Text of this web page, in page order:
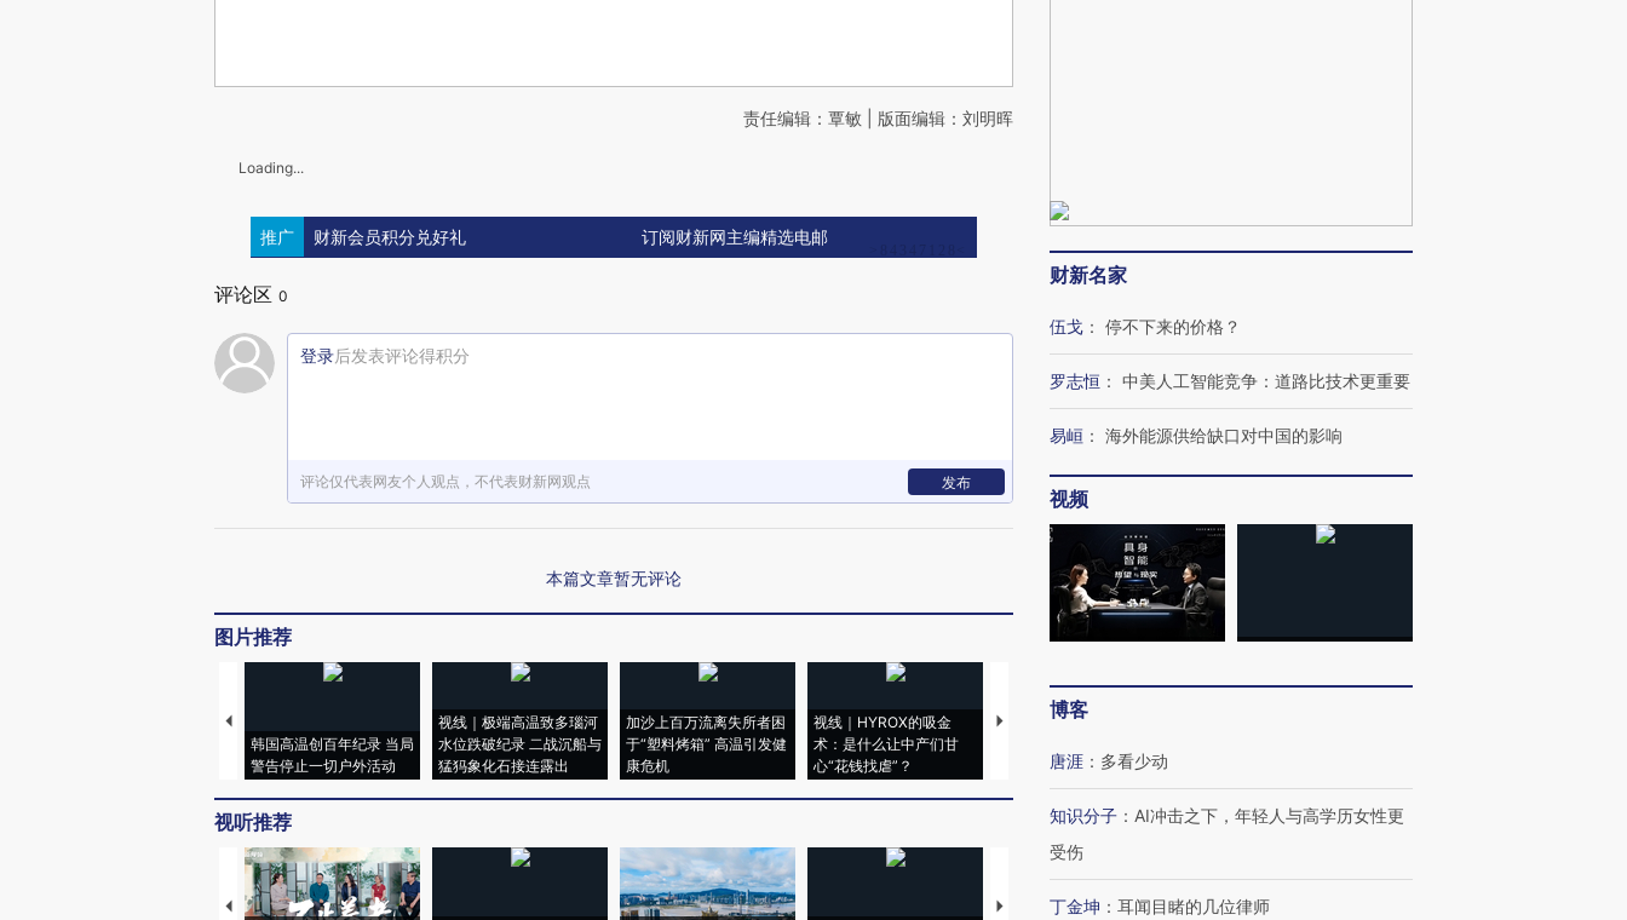
责任编辑：覃敏 | 版面编辑：刘明晖
Loading...
推广 财新会员积分兑好礼 订阅财新网主编精选电邮
评论区 0
登录后发表评论得积分
评论仅代表网友个人观点，不代表财新网观点 发布
本篇文章暂无评论
图片推荐
韩国高温创百年纪录 当局
警告停止一切户外活动
视线｜极端高温致多瑙河
水位跌破纪录 二战沉船与
猛犸象化石接连露出
加沙上百万流离失所者困
于“塑料烤箱” 高温引发健
康危机
视线｜HYROX的吸金
术：是什么让中产们甘
心“花钱找虐”？
马航飞行员跨国走私7万
视听推荐
【推广】走进第四届链博
财新名家
伍戈 ： 停不下来的价格？
罗志恒 ： 中美人工智能竞争：道路比技术更重要
易峘 ： 海外能源供给缺口对中国的影响
视频
博客
唐涯 ： 多看少动
知识分子 ： AI冲击之下，年轻人与高学历女性更
受伤
丁金坤 ： 耳闻目睹的几位律师